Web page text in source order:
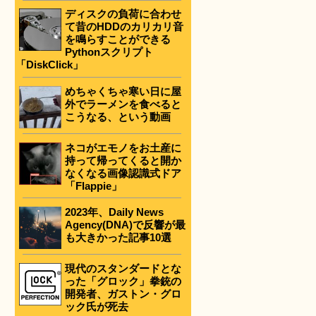
ディスクの負荷に合わせ
て昔のHDDのカリカリ音
を鳴らすことができる
Pythonスクリプト
「DiskClick」
めちゃくちゃ寒い日に屋
外でラーメンを食べると
こうなる、という動画
ネコがエモノをお土産に
持って帰ってくると開か
なくなる画像認識式ドア
「Flappie」
2023年、Daily News
Agency(DNA)で反響が最
も大きかった記事10選
現代のスタンダードとな
った「グロック」拳銃の
開発者、ガストン・グロ
ック氏が死去